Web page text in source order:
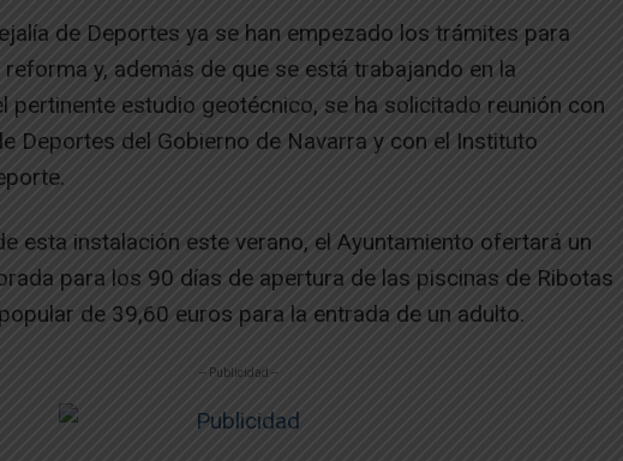
de Deportes ya se han empezado los trámites para
y, además de que se está trabajando en la
pertinente estudio geotécnico, se ha solicitado reunión con
Deportes del Gobierno de Navarra y con el Instituto
esta instalación este verano, el Ayuntamiento ofertará un
para los 90 días de apertura de las piscinas de Ribotas
de 39,60 euros para la entrada de un adulto.
-- Publicidad --